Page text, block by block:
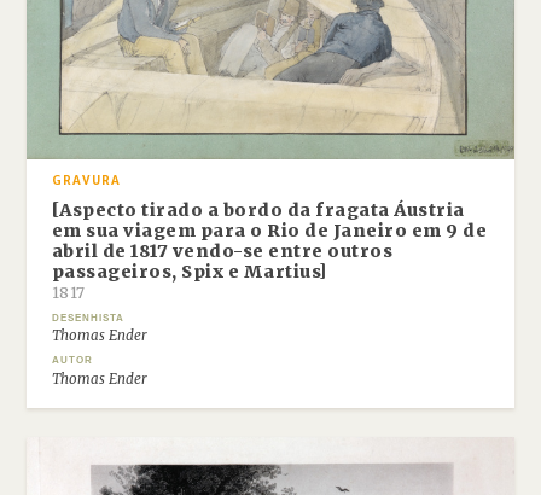
GRAVURA
[Aspecto tirado a bordo da fragata Áustria
em sua viagem para o Rio de Janeiro em 9 de
abril de 1817 vendo-se entre outros
passageiros, Spix e Martius]
1817
DESENHISTA
Thomas Ender
AUTOR
Thomas Ender